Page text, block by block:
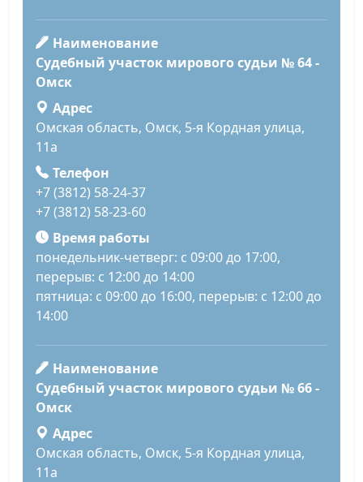
Наименование
Судебный участок мирового судьи № 64 -
Омск
Адрес
Омская область, Омск, 5-я Кордная улица,
11а
Телефон
+7 (3812) 58-24-37
+7 (3812) 58-23-60
Время работы
понедельник-четверг: с 09:00 до 17:00,
перерыв: с 12:00 до 14:00
пятница: с 09:00 до 16:00, перерыв: с 12:00 до
14:00
Наименование
Судебный участок мирового судьи № 66 -
Омск
Адрес
Омская область, Омск, 5-я Кордная улица,
11а